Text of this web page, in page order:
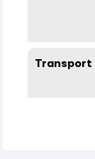
Transport